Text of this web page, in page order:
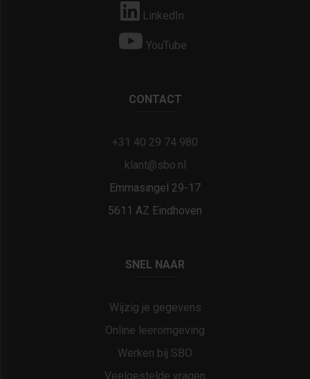
LinkedIn
YouTube
CONTACT
+31 40 29 74 980
klant@sbo.nl
Emmasingel 29-17
5611 AZ Eindhoven
SNEL NAAR
Wijzig je gegevens
Online leeromgeving
Werken bij SBO
Veelgestelde vragen